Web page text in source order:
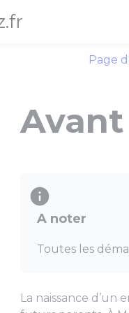
Page
A noter
Toutes les
La naissance